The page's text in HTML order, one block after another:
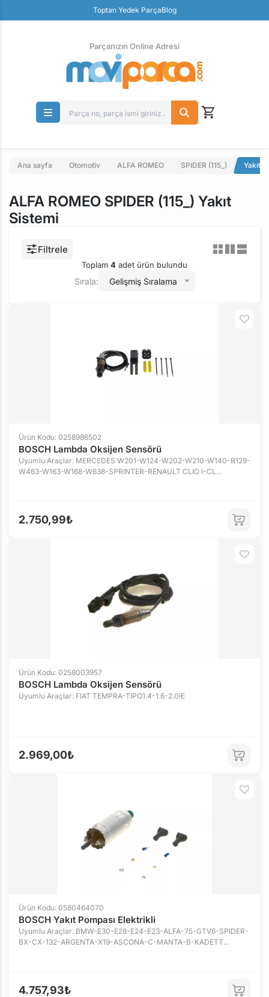
Toptan Yedek ParçaBlog
Ücretsiz İade
Parçanızın Online Adresi
Ana sayfa Otomotiv ALFA ROMEO SPIDER (115_) Yakıt
ALFA ROMEO SPIDER (115_) Yakıt
Sistemi
Filtrele
Toplam 4 adet ürün bulundu
Sırala: Gelişmiş Sıralama
Ürün Kodu: 0258986502
BOSCH Lambda Oksijen Sensörü
Uyumlu Araçlar: MERCEDES W201-W124-W202-W210-W140-R129-
W463-W163-W168-W638-SPRINTER-RENAULT CLIO I-CL...
2.750,99₺
Ürün Kodu: 0258003957
BOSCH Lambda Oksijen Sensörü
Uyumlu Araçlar: FIAT TEMPRA-TIPO1.4-1.6-2.0IE
2.969,00₺
Ürün Kodu: 0580464070
BOSCH Yakıt Pompası Elektrikli
Uyumlu Araçlar: BMW-E30-E28-E24-E23-ALFA-75-GTV6-SPIDER-
BX-CX-132-ARGENTA-X19-ASCONA-C-MANTA-B-KADETT...
4.757,93₺